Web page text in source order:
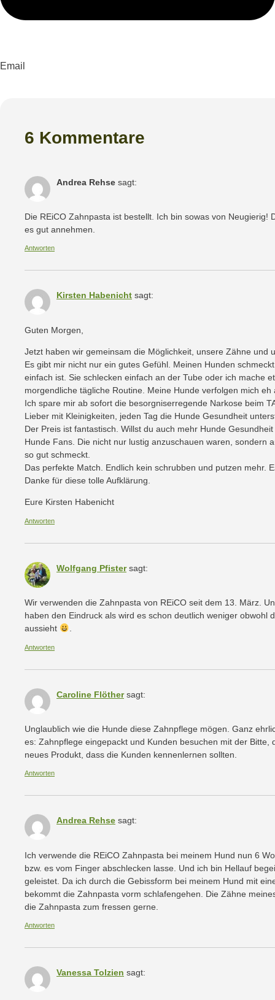
Email
6 Kommentare
Andrea Rehse sagt:
Die REiCO Zahnpasta ist bestellt. Ich bin sowas von
es gut annehmen.
Antworten
Kirsten Habenicht sagt:
Guten Morgen,
Jetzt haben wir gemeinsam die Möglichkeit, unsere Zähne und
Es gibt mir nicht nur ein gutes Gefühl. Meinen Hunden
einfach ist. Sie schlecken einfach an der Tube oder ich mache
morgendliche tägliche Routine. Meine Hunde verfolgen mich
Ich spare mir ab sofort die besorgniserregende Narkose beim
Lieber mit Kleinigkeiten, jeden Tag die Hunde Gesundheit
Der Preis ist fantastisch. Willst du auch mehr Hunde
Hunde Fans. Die nicht nur lustig anzuschauen waren, sondern
so gut schmeckt.
Das perfekte Match. Endlich kein schrubben und putzen mehr.
Danke für diese tolle Aufklärung.
Eure Kirsten Habenicht
Antworten
Wolfgang Pfister sagt:
Wir verwenden die Zahnpasta von REiCO seit dem 13. März.
haben den Eindruck als wird es schon deutlich weniger
aussieht
.
Antworten
Caroline Flöther sagt:
Unglaublich wie die Hunde diese Zahnpflege mögen. Ganz
es: Zahnpflege eingepackt und Kunden besuchen mit der Bitte,
neues Produkt, dass die Kunden kennenlernen sollten.
Antworten
Andrea Rehse sagt:
Ich verwende die REiCO Zahnpasta bei meinem Hund nun 6
bzw. es vom Finger abschlecken lasse. Und ich bin Hellauf
geleistet. Da ich durch die Gebissform bei meinem Hund mit
bekommt die Zahnpasta vorm schlafengehen. Die Zähne
die Zahnpasta zum fressen gerne.
Antworten
Vanessa Tolzien sagt: